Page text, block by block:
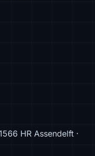
HR Assendelft ·